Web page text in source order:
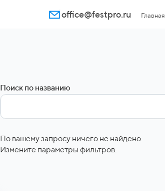
office@festpro.ru Главная
Поиск по названию
По вашему запросу ничего не найдено.
Измените параметры фильтров.